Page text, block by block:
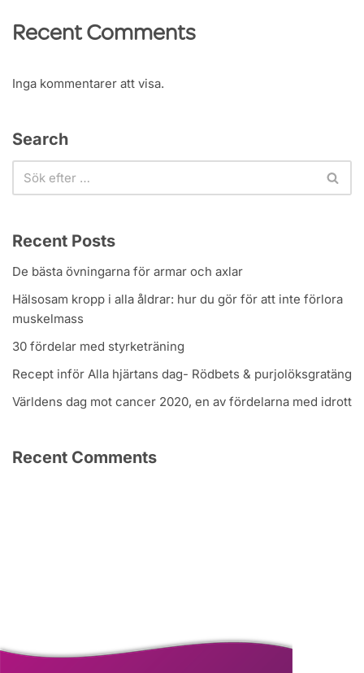
Recent Comments
Inga kommentarer att visa.
Search
Recent Posts
De bästa övningarna för armar och axlar
Hälsosam kropp i alla åldrar: hur du gör för att inte förlora
muskelmass
30 fördelar med styrketräning
Recept inför Alla hjärtans dag- Rödbets & purjolöksgratäng
Världens dag mot cancer 2020, en av fördelarna med idrott
Recent Comments